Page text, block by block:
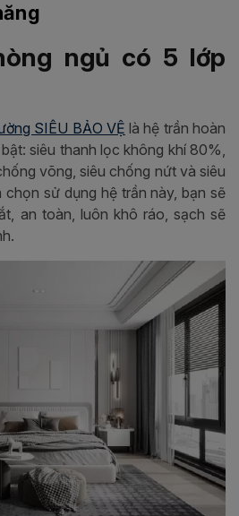
ngủ có 5 lớp
SIÊU BẢO VỆ là hệ trần hoàn
siêu thanh lọc không khí 80%,
võng, siêu chống nứt và siêu
sử dụng hệ trần này, bạn sẽ
an toàn, luôn khô ráo, sạch sẽ